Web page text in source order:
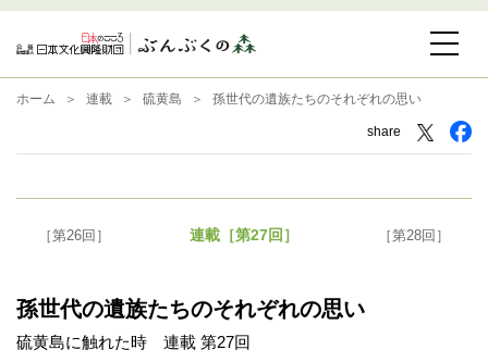
ホーム 連載 硫黄島 孫世代の遺族たちのそれぞれの思い
share
［第26回］ 連載［第27回］ ［第28回］
孫世代の遺族たちのそれぞれの思い
硫黄島に触れた時 連載 第27回